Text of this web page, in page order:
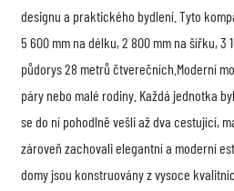
designu a praktického bydlení. Tyto
5 600 mm na délku, 2 800 mm na šířku, 3
půdorys 28 metrů čtverečních. Moderní
páry nebo malé rodiny. Každá jednotka
se do ní pohodlně vešli až dva cestující,
zároveň zachovali elegantní a moderní
domy jsou konstruovány z vysoce